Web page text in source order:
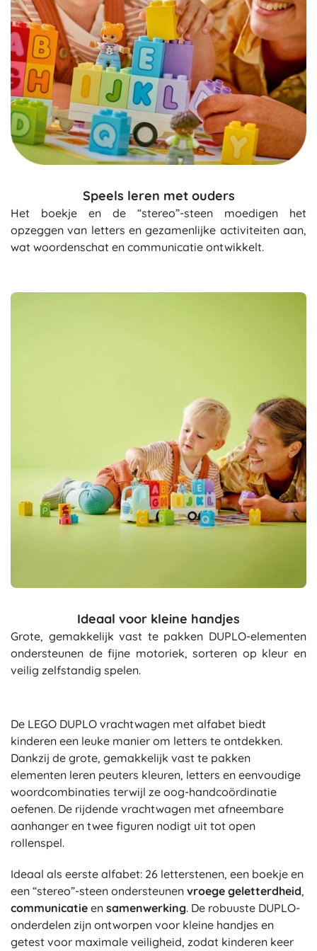
Speels leren met ouders
Het boekje en de “stereo”-steen moedigen het
opzeggen van letters en gezamenlijke activiteiten aan,
wat woordenschat en communicatie ontwikkelt.
Ideaal voor kleine handjes
Grote, gemakkelijk vast te pakken DUPLO-elementen
ondersteunen de fijne motoriek, sorteren op kleur en
veilig zelfstandig spelen.
De LEGO DUPLO vrachtwagen met alfabet biedt
kinderen een leuke manier om letters te ontdekken.
Dankzij de grote, gemakkelijk vast te pakken
elementen leren peuters kleuren, letters en eenvoudige
woordcombinaties terwijl ze oog-handcoördinatie
oefenen. De rijdende vrachtwagen met afneembare
aanhanger en twee figuren nodigt uit tot open
rollenspel.
Ideaal als eerste alfabet: 26 letterstenen, een boekje en
een “stereo”-steen ondersteunen vroege geletterdheid,
communicatie en samenwerking. De robuuste DUPLO-
onderdelen zijn ontworpen voor kleine handjes en
getest voor maximale veiligheid, zodat kinderen keer